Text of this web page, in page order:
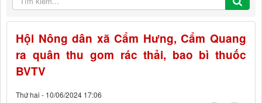
Hội Nông dân xã Cẩm Hưng, Cẩm Quang
ra quân thu gom rác thải, bao bì thuốc
BVTV
Thứ hai - 10/06/2024 17:06